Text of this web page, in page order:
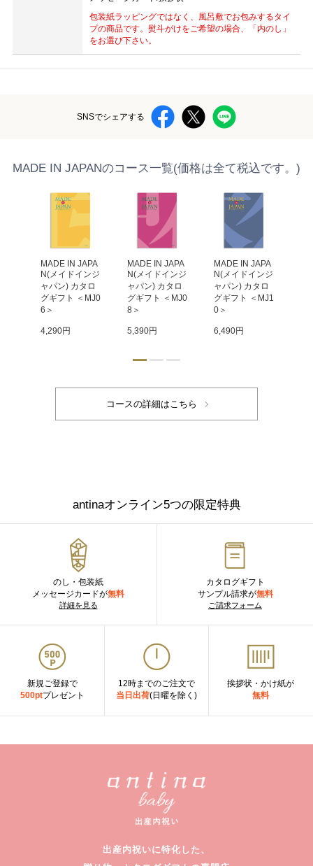
包装紙ラッピングではなく、風呂敷でお包みするタイ
プの商品です。熨斗がけをご希望の場合、「内のし」
をお選び下さい。
SNSでシェアする
MADE IN JAPANのコース一覧(価格は全て税込です。)
MADE IN JAPA
N(メイドインジ
ャパン) カタロ
グギフト ＜MJ0
6＞
4,290円
MADE IN JAPA
N(メイドインジ
ャパン) カタロ
グギフト ＜MJ0
8＞
5,390円
MADE IN JAPA
N(メイドインジ
ャパン) カタロ
グギフト ＜MJ1
0＞
6,490円
antinaオンライン5つの限定特典
のし・包装紙
メッセージカードが無料
詳細を見る
カタログギフト
サンプル請求が無料
ご請求フォーム
新規ご登録で
500ptプレゼント
12時までのご注文で
当日出荷(日曜を除く)
挨拶状・かけ紙が
無料
出産内祝いに特化した、